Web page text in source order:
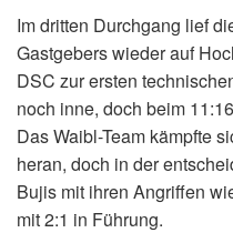
Im dritten Durchgang lief
Gastgebers wieder auf
DSC zur ersten
noch inne, doch beim
Das Waibl-Team kämpfte
heran, doch in der
Bujis mit ihren Angriffen
mit 2:1 in Führung.